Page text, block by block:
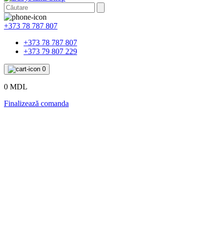
+373 78 787 807
+373 78 787 807
+373 79 807 229
0
0 MDL
Finalizează comanda